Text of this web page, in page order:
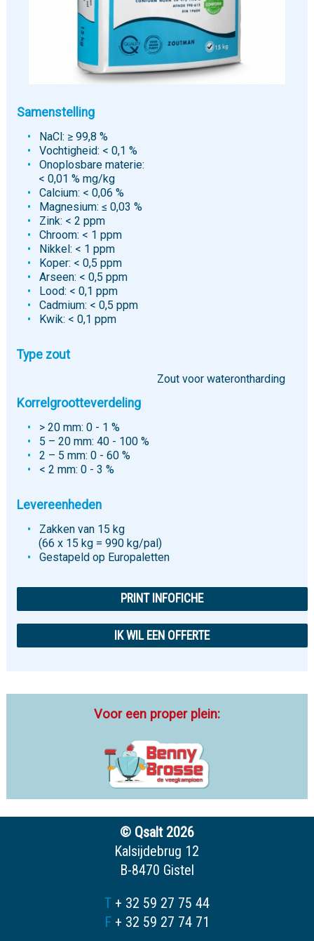
Samenstelling
NaCl: ≥ 99,8 %
Vochtigheid: < 0,1 %
Onoplosbare materie:
< 0,01 % mg/kg
Calcium: < 0,06 %
Magnesium: ≤ 0,03 %
Zink: < 2 ppm
Chroom: < 1 ppm
Nikkel: < 1 ppm
Koper: < 0,5 ppm
Arseen: < 0,5 ppm
Lood: < 0,1 ppm
Cadmium: < 0,5 ppm
Kwik: < 0,1 ppm
Type zout
Zout voor waterontharding
Korrelgrootteverdeling
> 20 mm: 0 - 1 %
5 – 20 mm: 40 - 100 %
2 – 5 mm: 0 - 60 %
< 2 mm: 0 - 3 %
Levereenheden
Zakken van 15 kg
(66 x 15 kg = 990 kg/pal)
Gestapeld op Europaletten
PRINT INFOFICHE
IK WIL EEN OFFERTE
Voor een proper plein:
© Qsalt 2026
Kalsijdebrug 12
B-8470 Gistel
T + 32 59 27 75 44
F+ 32 59 27 74 71